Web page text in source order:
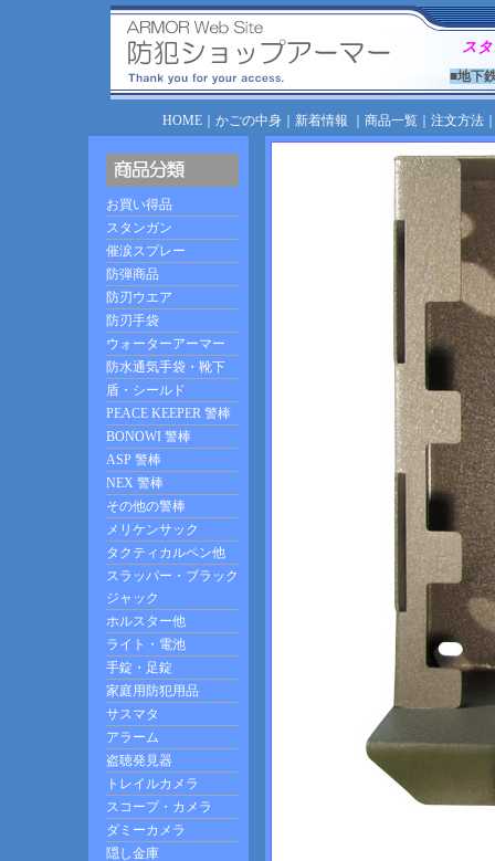
ス
■地下
HOME｜ かごの中身｜ 新着情報 商品一覧｜ 注文方法